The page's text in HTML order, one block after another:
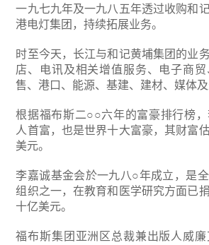
一九七九年及一九八五年透过收购和
港电灯集团，持续拓展业务。
时至今天，长江与和记黄埔集团的业
店、电讯及相关增值服务、电子商
售、港口、能源、基建、建材、媒体及
根据福布斯二○○六年的富豪排行榜
人首富，也是世界十大富豪，其财富
美元。
李嘉诚基金会於一九八○年成立，是
组织之一，在教育和医学研究方面已
十亿美元。
福布斯集团亚洲区总裁兼出版人威廉